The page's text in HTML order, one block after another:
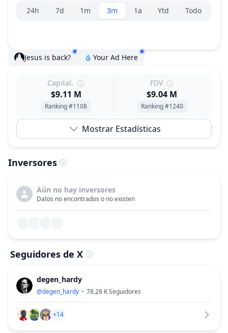
Selector de rango
24h 7d 1m 3m 1a Ytd Todo
Jesus is back? Your Ad Here
Capital.
$9.11 M
Ranking #1108
FDV
$9.04 M
Ranking #1240
Mostrar Estadísticas
Inversores
Aún no hay inversores
Datos no encontrados o no existen
Seguidores de X
degen_hardy
@degen_hardy 78.28 KSeguidores
+14